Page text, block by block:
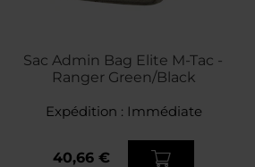
Sac Admin Bag Elite M-Tac -
Ranger Green/Black
Expédition : Immédiate
40,66 €